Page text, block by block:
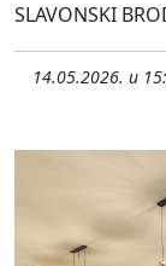
SLAVONSKI
14.05.2026. u